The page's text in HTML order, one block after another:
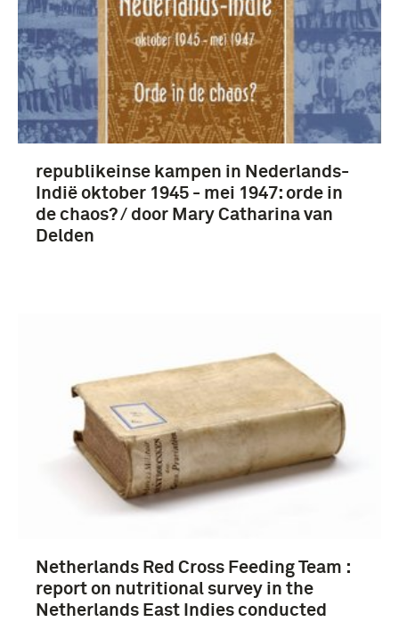
republikeinse kampen in Nederlands-
Indië oktober 1945 - mei 1947: orde in
de chaos? / door Mary Catharina van
Delden
Netherlands Red Cross Feeding Team :
report on nutritional survey in the
Netherlands East Indies conducted